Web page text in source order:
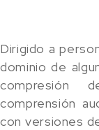
Dirigido a
dominio de
compresión
comprensión
con versiones